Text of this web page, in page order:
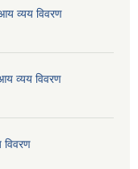
व्यय विवरण
व्यय विवरण